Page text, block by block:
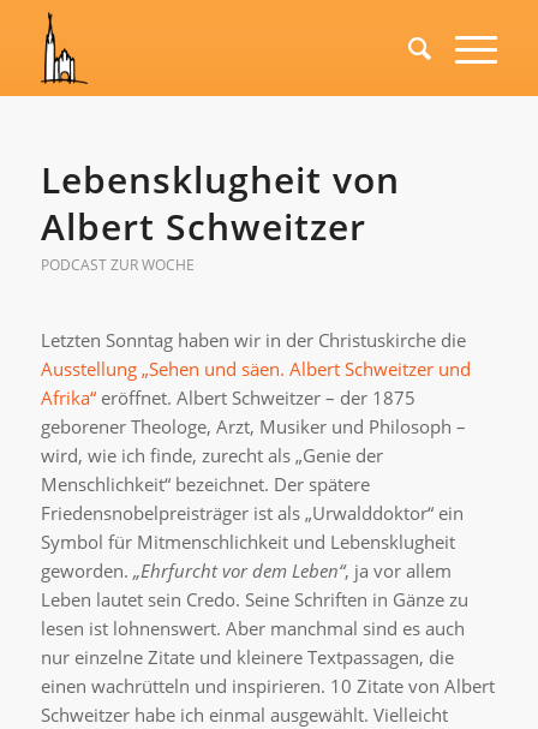
Lebensklugheit von
Albert Schweitzer
PODCAST ZUR WOCHE
Letzten Sonntag haben wir in der Christuskirche die
Ausstellung „Sehen und säen. Albert Schweitzer und
Afrika“eröffnet. Albert Schweitzer – der 1875
geborener Theologe, Arzt, Musiker und Philosoph –
wird, wie ich finde, zurecht als „Genie der
Menschlichkeit“ bezeichnet. Der spätere
Friedensnobelpreisträger ist als „Urwalddoktor“ ein
Symbol für Mitmenschlichkeit und Lebensklugheit
geworden. „Ehrfurcht vor dem Leben“, ja vor allem
Leben lautet sein Credo. Seine Schriften in Gänze zu
lesen ist lohnenswert. Aber manchmal sind es auch
nur einzelne Zitate und kleinere Textpassagen, die
einen wachrütteln und inspirieren. 10 Zitate von Albert
Schweitzer habe ich einmal ausgewählt. Vielleicht